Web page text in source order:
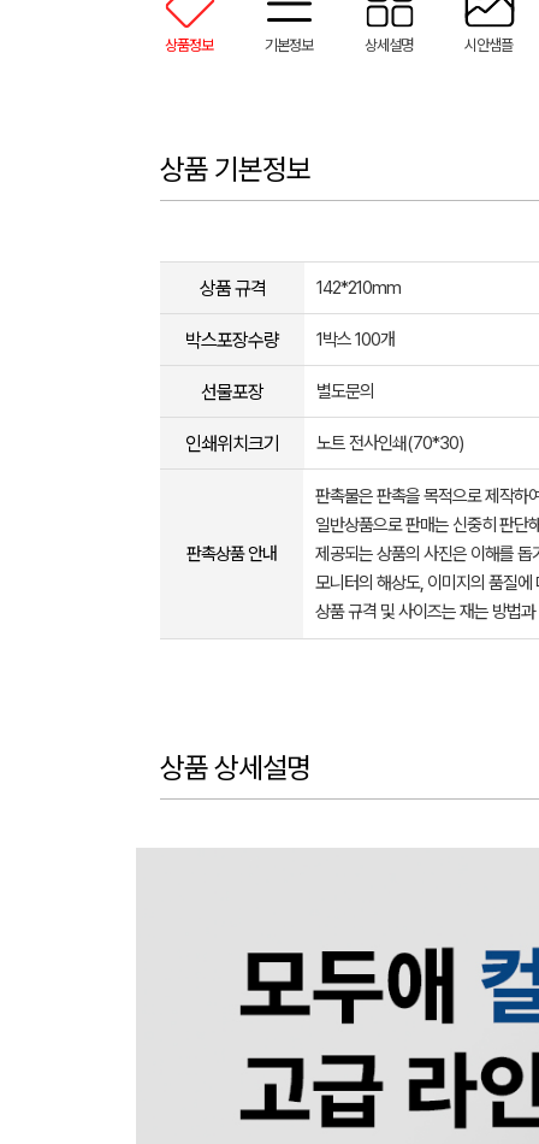
상품정보 기본정보 상세설명 시안샘플
상품 기본정보
상품 규격 142*210mm
박스포장수량 1박스 100개
선물포장 별도문의
인쇄위치크기 노트 전사인쇄(70*30)
판촉상품 안내
판촉물은 판촉을 목적으로 제작하
일반상품으로 판매는 신중히 판단
제공되는 상품의 사진은 이해를
모니터의 해상도, 이미지의 품질
상품 규격 및 사이즈는 재는 방법
상품 상세설명